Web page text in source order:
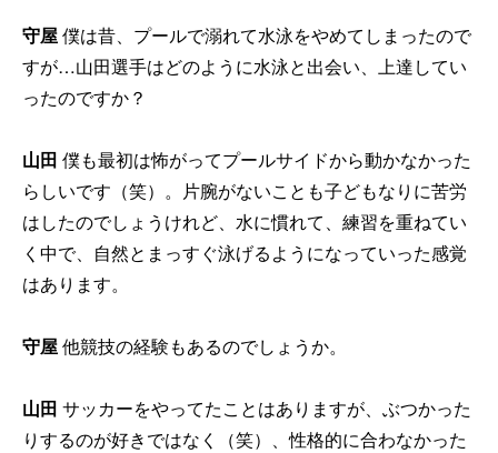
守屋僕は昔、プールで溺れて水泳をやめてしまったので
すが…山田選手はどのように水泳と出会い、上達してい
ったのですか？
山田 僕も最初は怖がってプールサイドから動かなかった
らしいです（笑）。片腕がないことも子どもなりに苦労
はしたのでしょうけれど、水に慣れて、練習を重ねてい
く中で、自然とまっすぐ泳げるようになっていった感覚
はあります。
守屋他競技の経験もあるのでしょうか。
山田 サッカーをやってたことはありますが、ぶつかった
りするのが好きではなく（笑）、性格的に合わなかった